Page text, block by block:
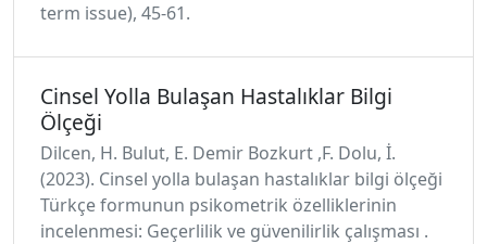
term issue), 45-61.
Cinsel Yolla Bulaşan Hastalıklar Bilgi
Ölçeği
Dilcen, H. Bulut, E. Demir Bozkurt ,F. Dolu, İ.
(2023). Cinsel yolla bulaşan hastalıklar bilgi ölçeği
Türkçe formunun psikometrik özelliklerinin
incelenmesi: Geçerlilik ve güvenilirlik çalışması .